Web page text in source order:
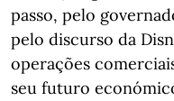
passo, pelo
pelo discurso da
operações
seu futuro